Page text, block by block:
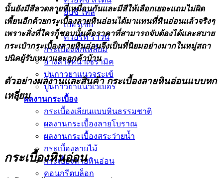
ยิปซี ไทล์
เปอร์เซีย
ควอร์ท ราวน์
กระเบื้องหกเหลี่ยม
อ่างล้างหน้าเซรามิค
ปูนกาวยาเเนวจระเข้
ปูนกาวยาเเนวเวเบอร์
ผลงานกระเบื้อง
กระเบื้องเลียนแบบหินธรรมชาติ
ผลงานกระเบื้องลายโบราณ
ผลงานกระเบื้องสระว่ายนํ้า
กระเบื้องลายไม้
กระเบื้องลายหินอ่อน
คอนกรีตบล็อก
นั้นยังมีสีลวดลายที่เหมื่อนกันเเละมีสีให้เลือกเยอะเเถมไม่ผิด
เพี้ยนอีกด้วยกระเบื้องลายหินอ่อนได้มาเเทนที่หินอ่อนเเล้วจริงๆ
เพราะสิ่งที่ใครก็ชอบนั้นคือราคาที่สามารถจับต้องได้เเละสบาย
กระเป๋ากระเบื้องลายหินอ่อนจึงเป็นที่นิยมอย่างมากในหมู่สถา
ปนิคผู้รับเหมาเเละลูกค้าบ้าน
ตัวอย่างผลงานเเละสินค้า กระเบื้องลายหินอ่อนแบบหก
เหลี่ยม
กระเบื้องหินอ่อน